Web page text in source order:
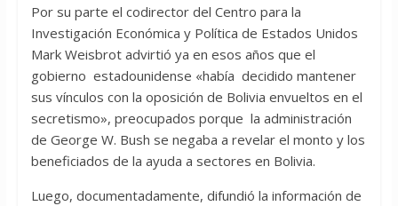
Por su parte el codirector del Centro para la
Investigación Económica y Política de Estados Unidos
Mark Weisbrot advirtió ya en esos años que el
gobierno estadounidense «había decidido mantener
sus vínculos con la oposición de Bolivia envueltos en el
secretismo», preocupados porque la administración
de George W. Bush se negaba a revelar el monto y los
beneficiados de la ayuda a sectores en Bolivia.
Luego, documentadamente, difundió la información de